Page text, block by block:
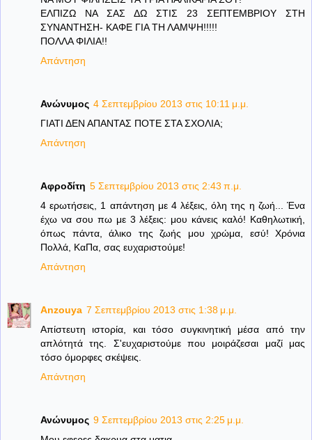
ΕΛΠΙΖΩ ΝΑ ΣΑΣ ΔΩ ΣΤΙΣ 23 ΣΕΠΤΕΜΒΡΙΟΥ ΣΤΗ
ΣΥΝΑΝΤΗΣΗ- ΚΑΦΕ ΓΙΑ ΤΗ ΛΑΜΨΗ!!!!!
ΠΟΛΛΑ ΦΙΛΙΑ!!
Απάντηση
Ανώνυμος 4 Σεπτεμβρίου 2013 στις 10:11 μ.μ.
ΓΙΑΤΙ ΔΕΝ ΑΠΑΝΤΑΣ ΠΟΤΕ ΣΤΑ ΣΧΟΛΙΑ;
Απάντηση
Αφροδίτη 5 Σεπτεμβρίου 2013 στις 2:43 π.μ.
4 ερωτήσεις, 1 απάντηση με 4 λέξεις, όλη της η ζωή... Ένα
έχω να σου πω με 3 λέξεις: μου κάνεις καλό! Καθηλωτική,
όπως πάντα, άλικο της ζωής μου χρώμα, εσύ! Χρόνια
Πολλά, ΚαΠα, σας ευχαριστούμε!
Απάντηση
Anzouya 7 Σεπτεμβρίου 2013 στις 1:38 μ.μ.
Απίστευτη ιστορία, και τόσο συγκινητική μέσα από την
απλότητά της. Σ'ευχαριστούμε που μοιράζεσαι μαζί μας
τόσο όμορφες σκέψεις.
Απάντηση
Ανώνυμος 9 Σεπτεμβρίου 2013 στις 2:25 μ.μ.